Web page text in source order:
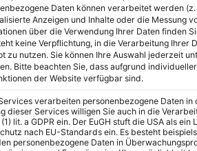
und ungenaue
sie Unternehmen jedoch
Daten können verarbeitet werden (z.
Anzeigen und Inhalte oder die Messung
über die Verwendung Ihrer Daten finden
keine Verpflichtung, in die Verarbeitung Ihrer
zu nutzen. Sie können Ihre Auswahl jederzeit
Bitte beachten Sie, dass aufgrund
der Website verfügbar sind.
verarbeiten personenbezogene Daten
dieser Services willigen Sie auch in die
lit. a GDPR ein. Der EuGH stuft die USA als
nach EU-Standards ein. Es besteht
personenbezogene Daten in